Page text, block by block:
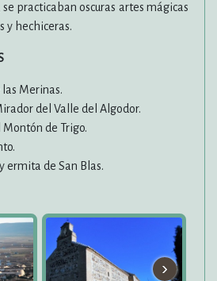
practicaban oscuras artes mágicas
y hechiceras.
las Merinas.
del Valle del Algodor.
Montón de Trigo.
ermita de San Blas.
›